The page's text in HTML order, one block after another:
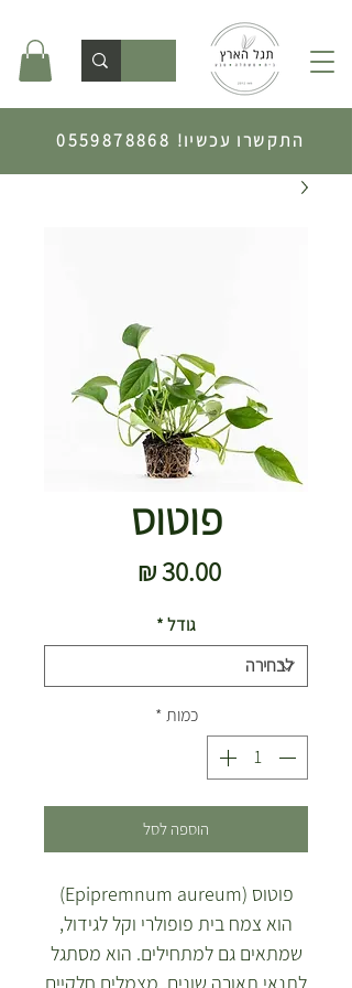
התקשרו עכשיו! 0559878868
פוטוס
‏30.00 ‏₪
גודל*
כמות *
הוספה לסל
פוטוס (Epipremnum aureum)
הוא צמח בית פופולרי וקל לגידול,
שמתאים גם למתחילים. הוא מסתגל